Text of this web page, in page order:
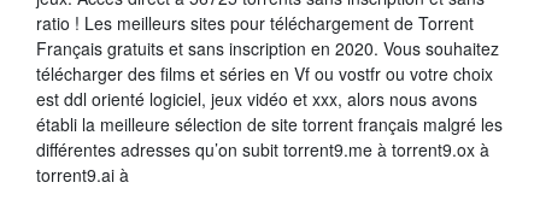
ratio ! Les meilleurs sites pour téléchargement de Torrent
Français gratuits et sans inscription en 2020. Vous souhaitez
télécharger des films et séries en Vf ou vostfr ou votre choix
est ddl orienté logiciel, jeux vidéo et xxx, alors nous avons
établi la meilleure sélection de site torrent français malgré les
différentes adresses qu’on subit torrent9.me à torrent9.ox à
torrent9.ai à